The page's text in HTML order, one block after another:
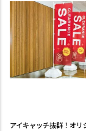
アイキャッチ抜群！オリ